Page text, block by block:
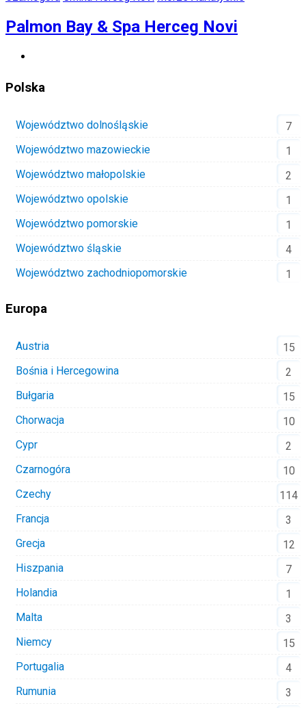
Palmon Bay & Spa Herceg Novi
Polska
Województwo dolnośląskie
7
Województwo mazowieckie
1
Województwo małopolskie
2
Województwo opolskie
1
Województwo pomorskie
1
Województwo śląskie
4
Województwo zachodniopomorskie
1
Europa
Austria
15
Bośnia i Hercegowina
2
Bułgaria
15
Chorwacja
10
Cypr
2
Czarnogóra
10
Czechy
114
Francja
3
Grecja
12
Hiszpania
7
Holandia
1
Malta
3
Niemcy
15
Portugalia
4
Rumunia
3